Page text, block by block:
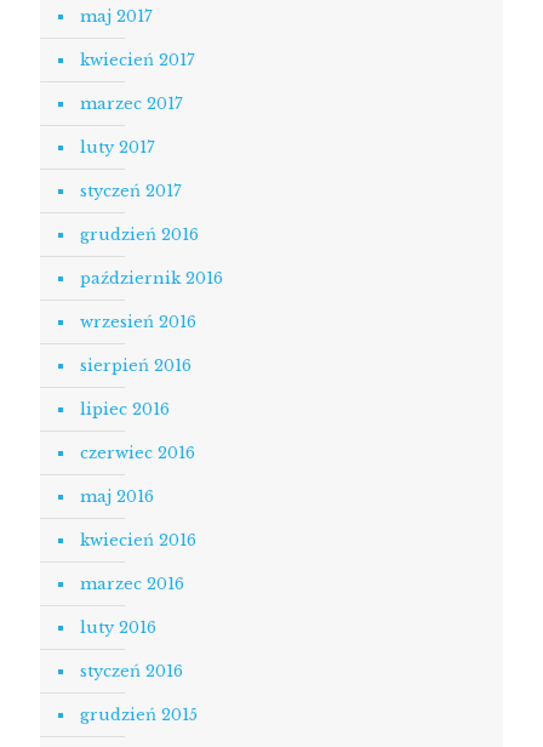
maj 2017
kwiecień 2017
marzec 2017
luty 2017
styczeń 2017
grudzień 2016
październik 2016
wrzesień 2016
sierpień 2016
lipiec 2016
czerwiec 2016
maj 2016
kwiecień 2016
marzec 2016
luty 2016
styczeń 2016
grudzień 2015